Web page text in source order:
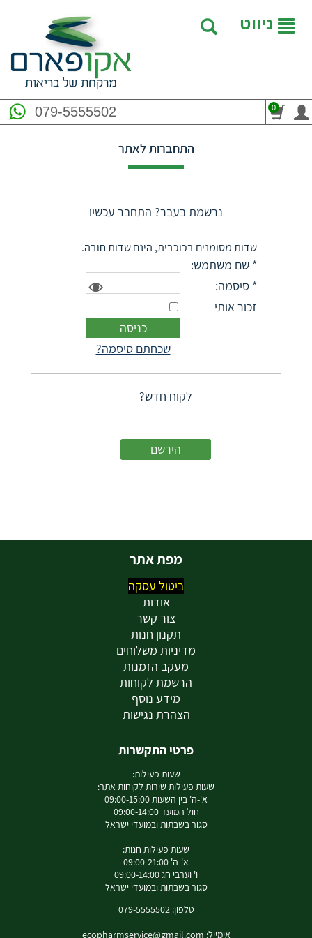
ניווט
079-5555502 0
התחברות לאתר
נרשמת בעבר? התחבר עכשיו
שדות מסומנים בכוכבית, הינם שדות חובה.
* שם משתמש:
* סיסמה:
זכור אותי
שכחתם סיסמה?
לקוח חדש?
הירשם
מפת אתר
ביטול עסקה
אודות
צור קשר
תקנון חנות
מדיניות משלוחים
מעקב הזמנות
הרשמת לקוחות
מידע נוסף
הצהרת נגישות
פרטי התקשרות
שעות פעילות:
שעות פעילות שירות לקוחות אתר:
א'-ה' בין השעות 09:00-15:00
חול המועד 09:00-14:00
סגור בשבתות ובמועדי ישראל
שעות פעילות חנות:
א'-ה' 09:00-21:00
ו' וערבי חג 09:00-14:00
סגור בשבתות ובמועדי ישראל
טלפון: 079-5555502
אימייל: ecopharmservice@gmail.com